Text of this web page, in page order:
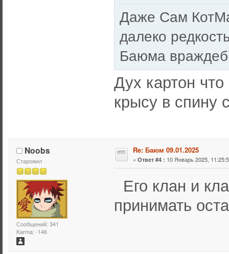
Даже Сам
далеко
Баюма
Дух картон
крысу в спину
Noobs
Старожил
Сообщений: 341
Karma: -146
Re: Баюм 09.01.2025
« Ответ #4 : 10 Январь 2025,
Его клан и
принимать